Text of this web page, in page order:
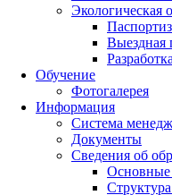
Экологическая
Выездная
Обучение
Фотогалерея
Информация
Система
Документы
Сведения об
Основные